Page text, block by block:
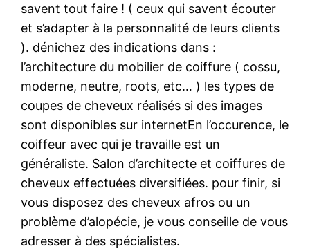
savent tout faire ! ( ceux qui savent écouter
et s’adapter à la personnalité de leurs clients
). dénichez des indications dans :
l’architecture du mobilier de coiffure ( cossu,
moderne, neutre, roots, etc… ) les types de
coupes de cheveux réalisés si des images
sont disponibles sur internetEn l’occurence, le
coiffeur avec qui je travaille est un
généraliste. Salon d’architecte et coiffures de
cheveux effectuées diversifiées. pour finir, si
vous disposez des cheveux afros ou un
problème d’alopécie, je vous conseille de vous
adresser à des spécialistes.